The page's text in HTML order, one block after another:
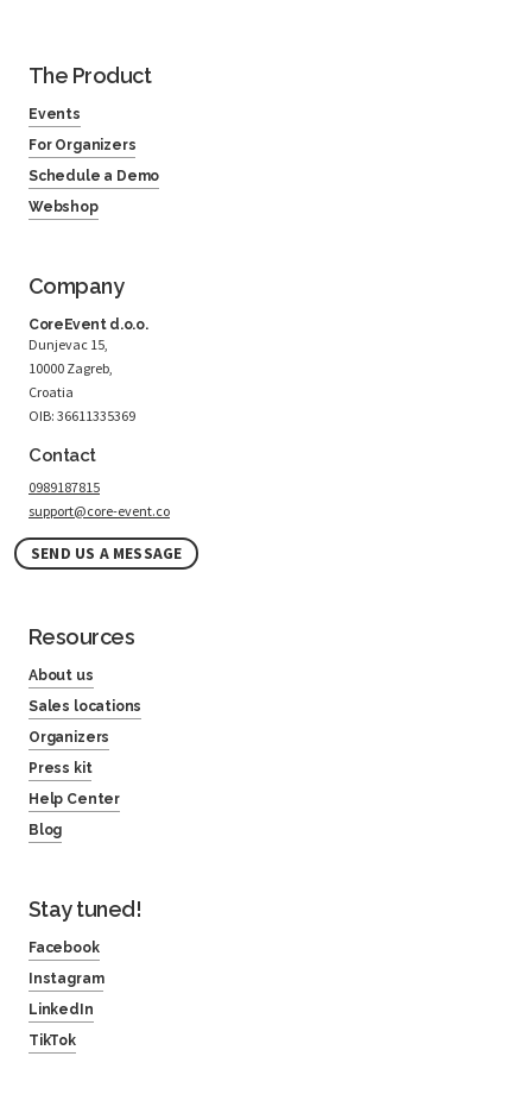
The Product
Events
For Organizers
Schedule a Demo
Webshop
Company
CoreEvent d.o.o.
Dunjevac 15,
10000 Zagreb,
Croatia
OIB: 36611335369
Contact
0989187815
support@core-event.co
SEND US A MESSAGE
Resources
About us
Sales locations
Organizers
Press kit
Help Center
Blog
Stay tuned!
Facebook
Instagram
LinkedIn
TikTok